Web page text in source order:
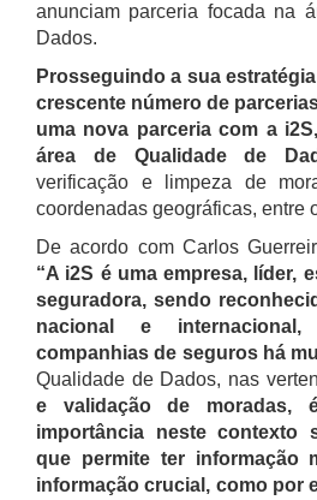
anunciam parceria focada na
Dados.
Prosseguindo a sua
crescente número de
uma nova parceria com a
área de Qualidade de
verificação e limpeza de
coordenadas geográficas, entre
De acordo com Carlos
“A i2S é uma empresa, líder,
seguradora, sendo
nacional e
companhias de seguros há
Qualidade de Dados, nas
e validação de moradas,
importância neste contexto
que permite ter informação
informação crucial, como por